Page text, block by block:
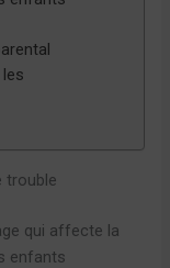
trouble
qui affecte la
enfants